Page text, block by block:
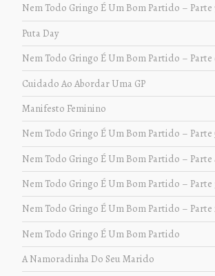
Nem Todo Gringo É Um Bom Partido – Parte
Puta Day
Nem Todo Gringo É Um Bom Partido – Parte
Cuidado Ao Abordar Uma GP
Manifesto Feminino
Nem Todo Gringo É Um Bom Partido – Parte
Nem Todo Gringo É Um Bom Partido – Parte
Nem Todo Gringo É Um Bom Partido – Parte
Nem Todo Gringo É Um Bom Partido – Parte
Nem Todo Gringo É Um Bom Partido
A Namoradinha Do Seu Marido